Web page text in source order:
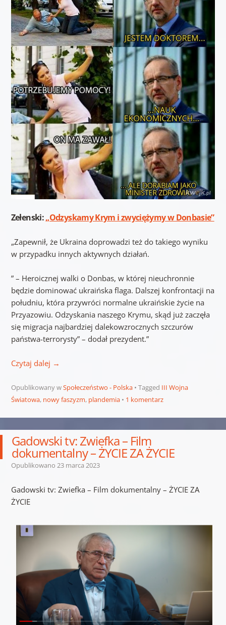
Zełenski:„Odzyskamy Krym i zwyciężymy w Donbasie”
„Zapewnił, że Ukraina doprowadzi też do takiego wyniku
w przypadku innych aktywnych działań.
” – Heroicznej walki o Donbas, w której nieuchronnie
będzie dominować ukraińska flaga. Dalszej konfrontacji na
południu, która przywróci normalne ukraińskie życie na
Przyazowiu. Odzyskania naszego Krymu, skąd już zaczęła
się migracja najbardziej dalekowzrocznych szczurów
państwa-terrorysty” – dodał prezydent.”
Czytaj dalej →
Opublikowany wSpołeczeństwo - Polska Tagged III Wojna
Światowa, nowy faszyzm, plandemia 1 komentarz
Gadowski tv: Zwiefka – Film
dokumentalny – ŻYCIE ZA ŻYCIE
Opublikowano 23 marca 2023
Gadowski tv: Zwiefka – Film dokumentalny – ŻYCIE ZA
ŻYCIE